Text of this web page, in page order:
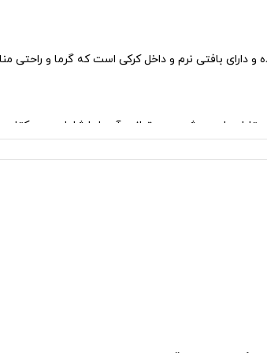
و دارای بافتی نرم و داخل کرکی است که گرما و
ها ست شود. می توانید آن را با شلوار جین،
برابر استفاده و شستشوی مداوم مقاومت خوبی
شستشو دهید و از خشک کردن در دمای بالا یا نور